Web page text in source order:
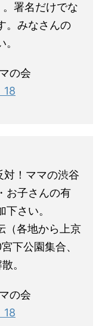
。署名だけでな
。みなさんの
の会
18
対！ママの渋谷
お子さんの有
さい。
（各地から上京
下公園集合、
。
の会
18